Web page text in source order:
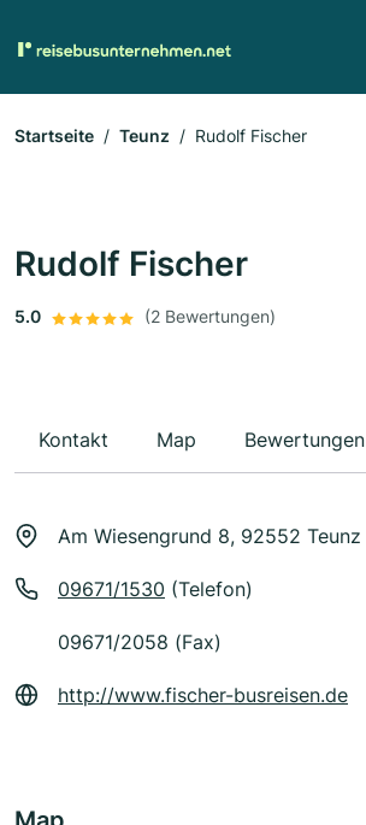
Startseite Teunz Rudolf Fischer
Rudolf Fischer
5.0 (2 Bewertungen)
Kontakt Map Bewertungen
Am Wiesengrund 8, 92552 Teunz
09671/1530 (Telefon)
09671/2058 (Fax)
http://www.fischer-busreisen.de